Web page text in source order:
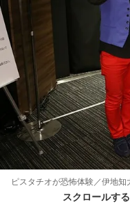
ピスタチオが恐怖体験／伊地知
スクロールす